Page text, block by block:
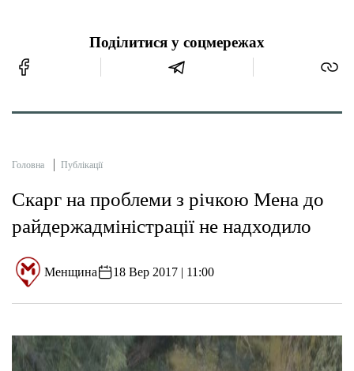
Поділитися у соцмережах
Головна Публікації
Скарг на проблеми з річкою Мена до
райдержадміністрації не надходило
Менщина 18 Вер 2017 | 11:00